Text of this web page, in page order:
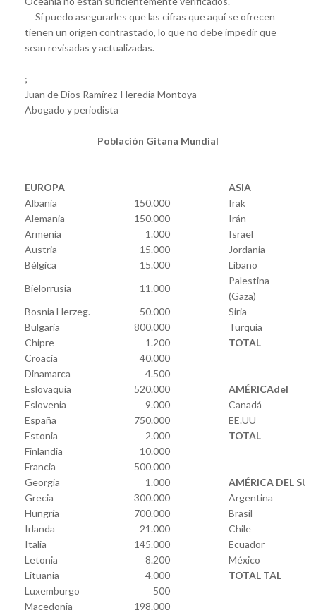
Sí puedo asegurarles que las cifras que aquí se ofrecen
tienen un origen contrastado, lo que no debe impedir que
sean revisadas y actualizadas.
;
Juan de Dios Ramírez-Heredia Montoya
Abogado y periodista
Población Gitana Mundial
EUROPA
ASIA
Albania
150.000
Irak
Alemania
150.000
Irán
Armenia
1.000
Israel
Austria
15.000
Jordania
Bélgica
15.000
Líbano
Bielorrusia
11.000
Palestina
(Gaza)
Bosnia Herzeg.
50.000
Siria
Bulgaria
800.000
Turquía
Chipre
1.200
TOTAL
Croacia
40.000
Dinamarca
4.500
Eslovaquia
520.000
AMÉRICAdel
Eslovenia
9.000
Canadá
España
750.000
EE.UU
Estonia
2.000
TOTAL
Finlandia
10.000
Francia
500.000
Georgia
1.000
AMÉRICA DEL SUR
Grecia
300.000
Argentina
Hungría
700.000
Brasil
Irlanda
21.000
Chile
Italia
145.000
Ecuador
Letonia
8.200
México
Lituania
4.000 TOTAL TAL
Luxemburgo
500
Macedonia
198.000